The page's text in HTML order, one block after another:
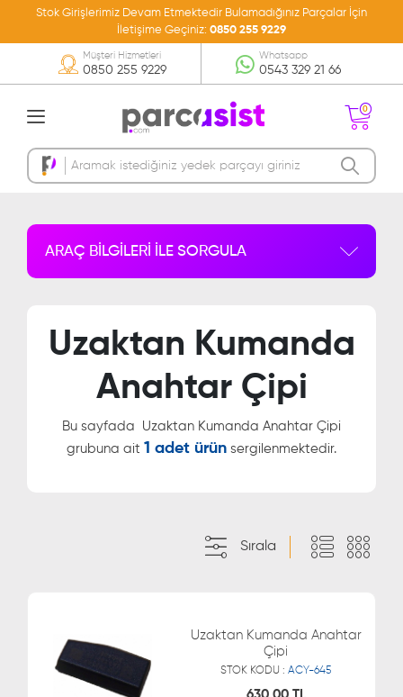
Stok Girişlerimiz Devam Etmektedir Bulamadığınız Parçalar İçin
İletişime Geçiniz: 0850 255 9229
0850 255 9229
Müşteri Hizmetleri
0543 329 21 66
Whatsapp
0
Sepetinizde Ürün
ARAÇ BİLGİLERİ İLE SORGULA
Uzaktan Kumanda
Anahtar Çipi
Bu sayfada
Uzaktan Kumanda Anahtar Çipi
grubuna ait 1 adet ürün sergilenmektedir.
Sırala
Uzaktan Kumanda Anahtar
Çipi
STOK KODU :ACY-645